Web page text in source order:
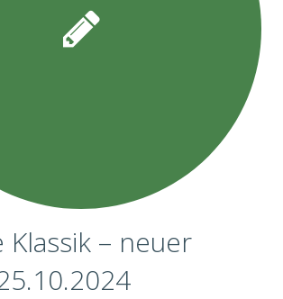
Klassik – neuer